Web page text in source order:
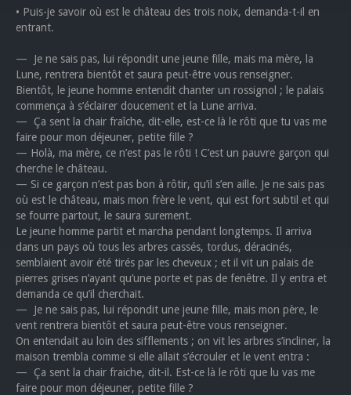
• Puis-je savoir où est le château des trois noix, demanda-t-il en
entrant.
— Je ne sais pas, lui répondit une jeune fille, mais ma mère, la
Lune, rentrera bientôt et saura peut-être vous renseigner.
Bientôt, le jeune homme entendit chanter un rossignol ; le palais
commença à s’éclairer doucement et la Lune arriva.
— Ça sent la chair fraîche, dit-elle, est-ce là le rôti que tu vas me
faire pour mon déjeuner, petite fille ?
— Holà, ma mère, ce n’est pas le rôti ! C’est un pauvre garçon qui
cherche le château.
— Si ce garçon n’est pas bon à rôtir, qu’il s’en aille. Je ne sais pas
où est le château, mais mon frère le vent, qui est fort subtil et qui
se fourre partout, le saura surement.
Le jeune homme partit et marcha pendant longtemps. Il arriva
dans un pays où tous les arbres cassés, tordus, déracinés,
semblaient avoir été tirés par les cheveux ; et il vit un palais de
pierres grises n’ayant qu’une porte et pas de fenêtre. Il y entra et
demanda ce qu’il cherchait.
— Je ne sais pas, lui répondit une jeune fille, mais mon père, le
vent rentrera bientôt et saura peut-être vous renseigner.
On entendait au loin des sifflements ; on vit les arbres s’incliner, la
maison trembla comme si elle allait s’écrouler et le vent entra :
— Ça sent la chair fraiche, dit-il. Est-ce là le rôti que lu vas me
faire pour mon déjeuner, petite fille ?